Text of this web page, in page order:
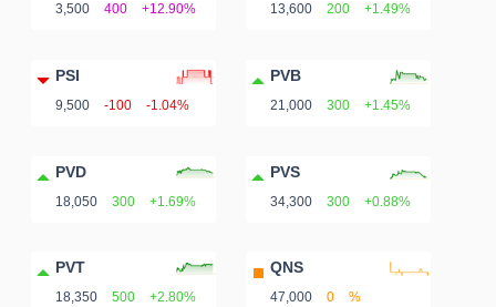
3,500 400 +12.90% 13,600 200 +1.49%
PSI
9,500 -100 -1.04%
PVB
21,000 300 +1.45%
PVD
18,050 300 +1.69%
PVS
34,300 300 +0.88%
PVT
18,350 500 +2.80%
QNS
47,000 0 %